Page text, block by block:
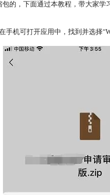
的，下面通过本教程，带大家学
机可打开应用中，找到并选择